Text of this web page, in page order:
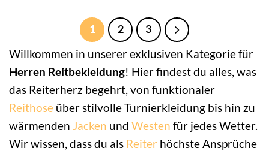
1 2 3
Willkommen in unserer exklusiven Kategorie für
Herren Reitbekleidung! Hier findest du alles, was
das Reiterherz begehrt, von funktionaler
Reithose über stilvolle Turnierkleidung bis hin zu
wärmenden Jacken und Westen für jedes Wetter.
Wir wissen, dass du als Reiter höchste Ansprüche